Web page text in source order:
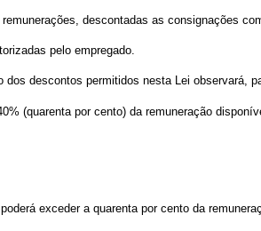
remunerações, descontadas as consignações
pelo empregado.
descontos permitidos nesta Lei observará,
(quarenta por cento) da remuneração
exceder a quarenta por cento da